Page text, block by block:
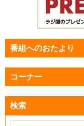
番組へのおたより
コーナー
検索